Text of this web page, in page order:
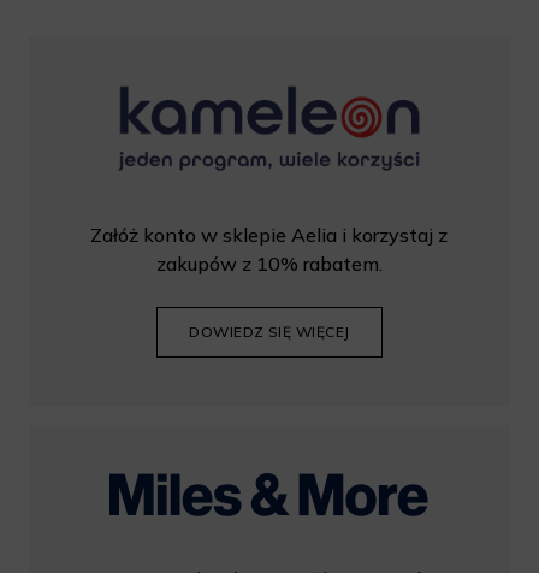
Załóż konto w sklepie Aelia i korzystaj z
zakupów z 10% rabatem.
DOWIEDZ SIĘ WIĘCEJ